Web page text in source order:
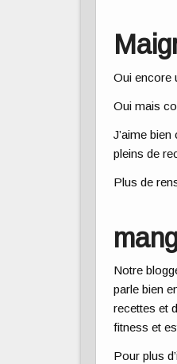
Oui encore
Oui mais
J’aime
pleins de
Plus de
Notre
parle bien
recettes et
fitness et
Pour plus